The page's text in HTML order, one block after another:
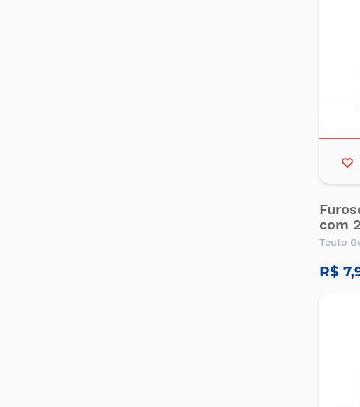
com
Teuto
R$